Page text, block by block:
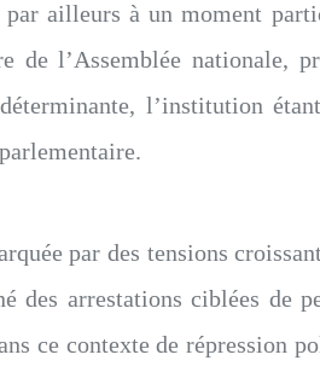
ailleurs à un moment
de l’Assemblée nationale,
l’institution
par des tensions
des arrestations ciblées de
ce contexte de répression